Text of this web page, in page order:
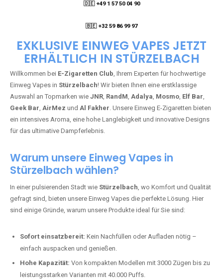
🇩🇪 +49 1 57 50 04 90
🇧🇪 +32 59 86 99 97
EXKLUSIVE EINWEG VAPES JETZT
ERHÄLTLICH IN STÜRZELBACH
Willkommen bei E-Zigaretten Club, Ihrem Experten für hochwertige
Einweg Vapes in Stürzelbach! Wir bieten Ihnen eine erstklassige
Auswahl an Topmarken wie JNR, RandM, Adalya, Mosmo, Elf Bar,
Geek Bar, AirMez und Al Fakher. Unsere Einweg E-Zigaretten bieten
ein intensives Aroma, eine hohe Langlebigkeit und innovative Designs
für das ultimative Dampferlebnis.
Warum unsere Einweg Vapes in
Stürzelbach wählen?
In einer pulsierenden Stadt wie Stürzelbach, wo Komfort und Qualität
gefragt sind, bieten unsere Einweg Vapes die perfekte Lösung. Hier
sind einige Gründe, warum unsere Produkte ideal für Sie sind:
Sofort einsatzbereit: Kein Nachfüllen oder Aufladen nötig –
einfach auspacken und genießen.
Hohe Kapazität: Von kompakten Modellen mit 3000 Zügen bis zu
leistungsstarken Varianten mit 40.000 Puffs.